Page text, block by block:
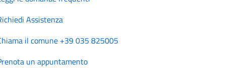
Assistenza
il comune +39 035 825005
un appuntamento